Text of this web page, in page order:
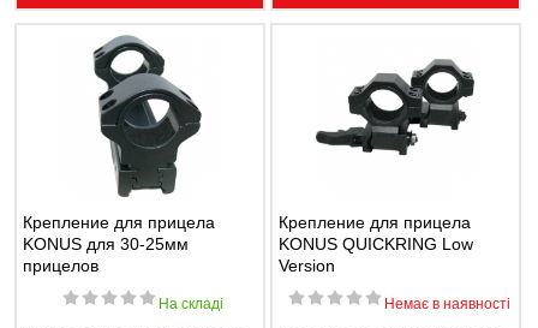
Крепление для прицела
KONUS для 30-25мм
прицелов
На складі
Крепление для прицела
KONUS QUICKRING Low
Version
Немає в наявності